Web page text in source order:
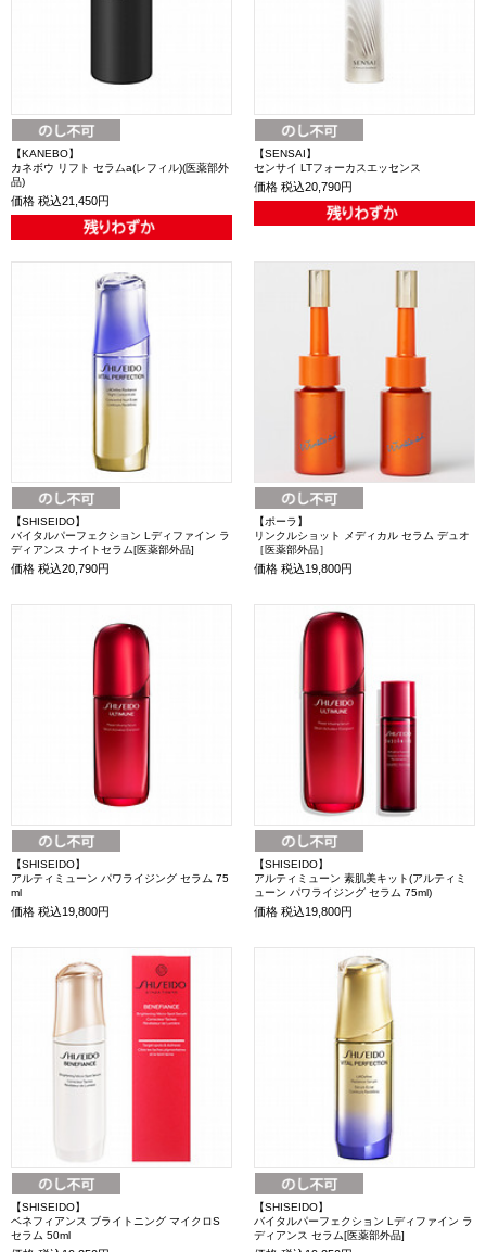
【KANEBO】
カネボウ リフト セラムa(レフィル)(医薬部外
品)
価格 税込21,450円
【SENSAI】
センサイ LTフォーカスエッセンス
価格 税込20,790円
【SHISEIDO】
バイタルパーフェクション Lディファイン ラ
ディアンス ナイトセラム[医薬部外品]
価格 税込20,790円
【ポーラ】
リンクルショット メディカル セラム デュオ
［医薬部外品］
価格 税込19,800円
【SHISEIDO】
アルティミューン パワライジング セラム 75
ml
価格 税込19,800円
【SHISEIDO】
アルティミューン 素肌美キット(アルティミ
ューン パワライジング セラム 75ml)
価格 税込19,800円
【SHISEIDO】
ベネフィアンス ブライトニング マイクロS
セラム 50ml
【SHISEIDO】
バイタルパーフェクション Lディファイン ラ
ディアンス セラム[医薬部外品]